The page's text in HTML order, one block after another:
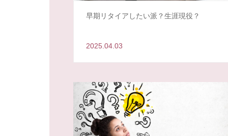
早期リタイアしたい派？生涯現役？
2025.04.03